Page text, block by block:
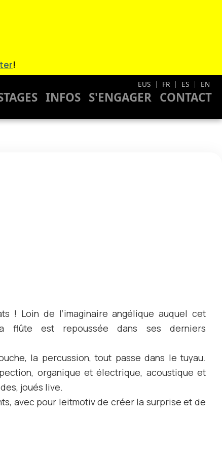
!
EUS | FR | ES | EN
INFOS S'ENGAGER CONTACT
! Loin de l’imaginaire angélique auquel cet
flûte est repoussée dans ses derniers
la percussion, tout passe dans le tuyau.
organique et électrique, acoustique et
joués live.
avec pour leitmotiv de créer la surprise et de